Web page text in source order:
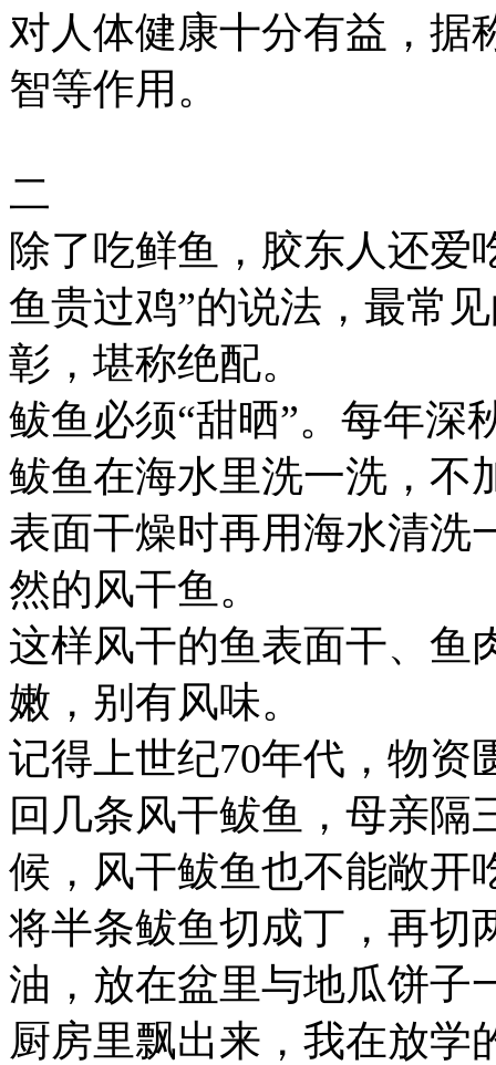
对人体健康十分有益，据
智等作用。
二
除了吃鲜鱼，胶东人还爱
鱼贵过鸡”的说法，最常
彰，堪称绝配。
鲅鱼必须“甜晒”。每年深
鲅鱼在海水里洗一洗，不
表面干燥时再用海水清洗
然的风干鱼。
这样风干的鱼表面干、鱼
嫩，别有风味。
记得上世纪70年代，物资
回几条风干鲅鱼，母亲隔
候，风干鲅鱼也不能敞开
将半条鲅鱼切成丁，再切
油，放在盆里与地瓜饼子
厨房里飘出来，我在放学